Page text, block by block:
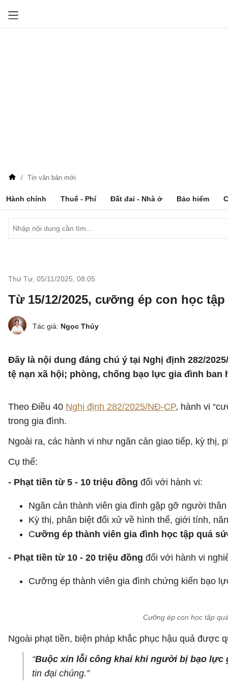
Tin văn bản mới
Hành chính Thuế - Phí Đất đai - Nhà ở Bảo hiểm
Thứ Tư, 05/11/2025 08:05
Từ 15/12/2025, cưỡng ép con học
Tác giả: Ngọc Thúy
Đây là nội dung đáng chú ý tại Nghị định 282/
tệ nạn xã hội; phòng, chống bạo lực gia đình ban
Theo Điều 40 Nghị định 282/2025/NĐ-CP, hành vi
trong gia đình.
Ngoài ra, các hành vi như ngăn cản giao tiếp, kỳ
Cụ thể:
- Phạt tiền từ 5 - 10 triệu đồng đối với hành vi:
Ngăn cản thành viên gia đình gặp gỡ người
Kỳ thị, phân biệt đối xử về hình thể, giới tính,
Cưỡng ép thành viên gia đình học tập quá
- Phạt tiền từ 10 - 20 triệu đồng đối với hành vi
Cưỡng ép thành viên gia đình chứng kiến bạo
Cưỡng ép con học tập
Ngoài phạt tiền, biện pháp khắc phục hậu quả được
“Buộc xin lỗi công khai khi người bị bạo lực
tin đại chúng.”